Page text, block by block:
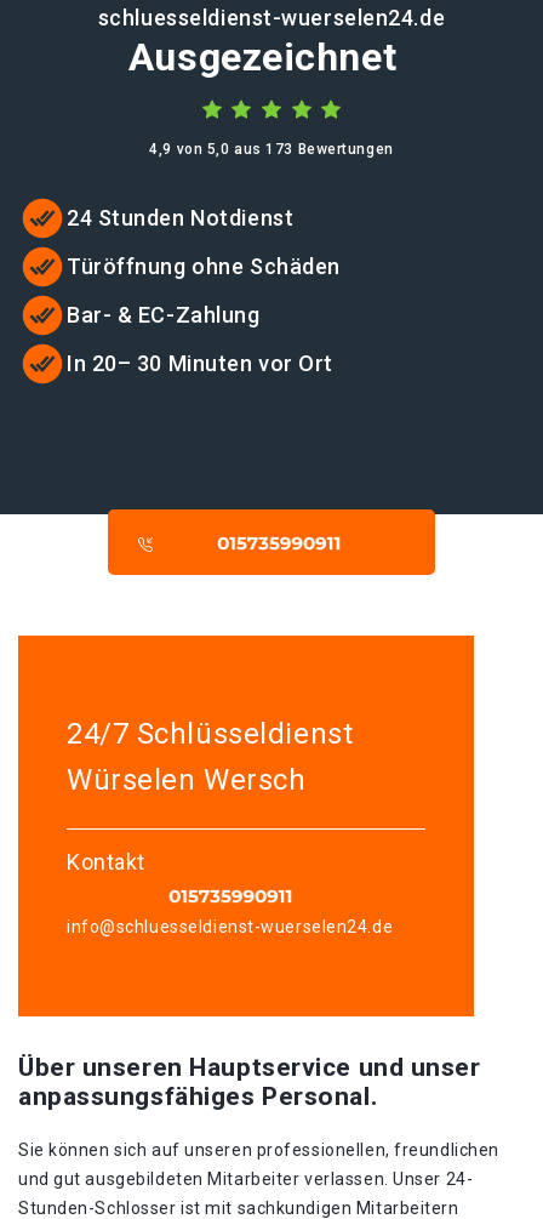
schluesseldienst-wuerselen24.de
Ausgezeichnet
4,9 von 5,0 aus 173 Bewertungen
24 Stunden Notdienst
Türöffnung ohne Schäden
Bar- & EC-Zahlung
In 20– 30 Minuten vor Ort
24/7 Schlüsseldienst
Würselen Wersch
Kontakt
info@schluesseldienst-wuerselen24.de
Über unseren Hauptservice und unser
anpassungsfähiges Personal.
Sie können sich auf unseren professionellen, freundlichen
und gut ausgebildeten Mitarbeiter verlassen. Unser 24-
Stunden-Schlosser ist mit sachkundigen Mitarbeitern